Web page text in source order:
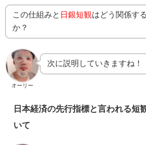
この仕組みと 日銀短観はどう関係す
か？
オーリー
次に説明していきますね！
日本経済の先行指標と言われる短
いて